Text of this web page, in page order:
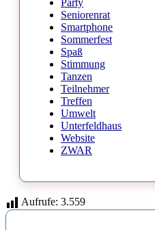
Seniorenrat
Smartphone
Sommerfest
Spaß
Stimmung
Tanzen
Teilnehmer
Treffen
Umwelt
Unterfeldhaus
Website
ZWAR
Aufrufe: 3.559